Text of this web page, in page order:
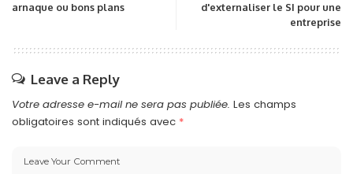
arnaque ou bons plans
d'externaliser le SI pour une
entreprise
Leave a Reply
Votre adresse e-mail ne sera pas publiée. Les champs
obligatoires sont indiqués avec *